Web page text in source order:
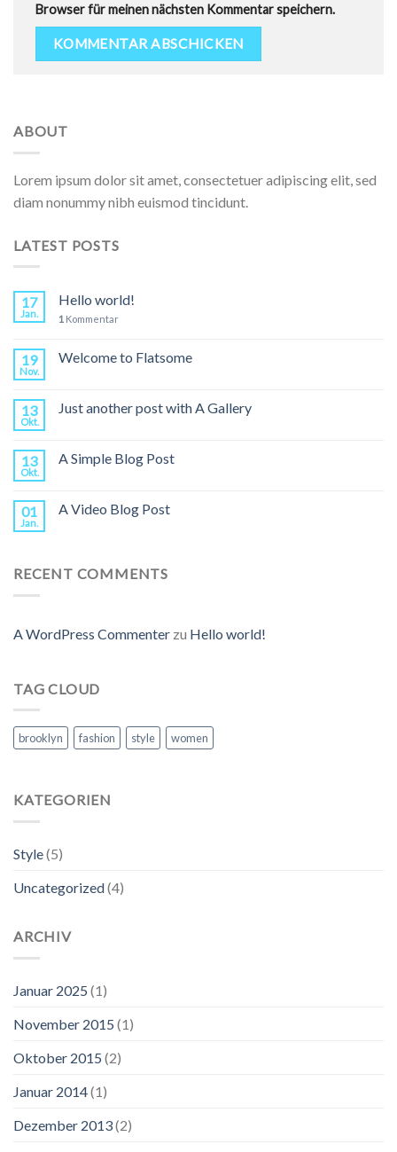
Browser für meinen nächsten Kommentar speichern.
ABOUT
Lorem ipsum dolor sit amet, consectetuer adipiscing elit, sed
diam nonummy nibh euismod tincidunt.
LATEST POSTS
17
Jan.
Hello world!
1 Kommentar
19
Nov.
Welcome to Flatsome
13
Okt.
Just another post with A Gallery
13
Okt.
A Simple Blog Post
01
Jan.
A Video Blog Post
RECENT COMMENTS
A WordPress Commenter zu Hello world!
TAG CLOUD
brooklyn fashion style women
KATEGORIEN
Style(5)
Uncategorized(4)
ARCHIV
Januar 2025 (1)
November 2015 (1)
Oktober 2015 (2)
Januar 2014(1)
Dezember 2013(2)